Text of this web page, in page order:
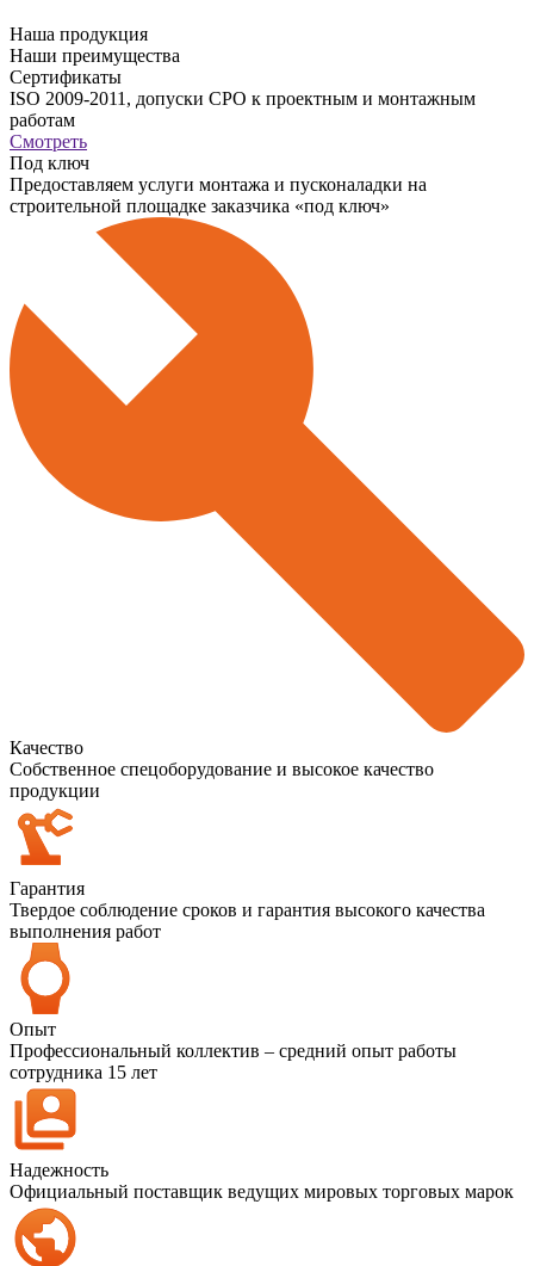
Наша продукция
Наши преимущества
Сертификаты
ISO 2009-2011, допуски СРО к проектным и монтажным
работам
Смотреть
Под ключ
Предоставляем услуги монтажа и пусконаладки на
строительной площадке заказчика «под ключ»
Качество
Собственное спецоборудование и высокое качество
продукции
Гарантия
Твердое соблюдение сроков и гарантия высокого качества
выполнения работ
Опыт
Профессиональный коллектив – средний опыт работы
сотрудника 15 лет
Надежность
Официальный поставщик ведущих мировых торговых марок